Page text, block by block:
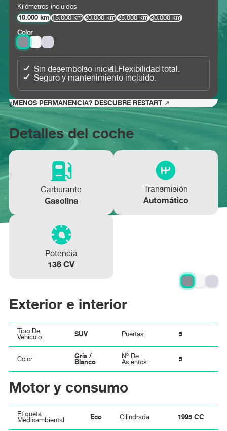
Kilómetros incluidos
10.000 km 15.000 km 20.000 km 25.000 km
30.000 km
Color
Sin desembolso inicial.Flexibilidad total.
Seguro y mantenimiento incluido.
¿MENOS PERMANENCIA? DESCUBRE RESTART ↗
Detalles del coche
Carburante
Gasolina
Transmisión
Automático
Potencia
136 CV
Exterior e interior
Tipo De
Vehículo
SUV Puertas 5
Color Gris /
Blanco
Nº De
Asientos
5
Motor y consumo
Etiqueta
Medioambiental
Eco Cilindrada 1995 CC